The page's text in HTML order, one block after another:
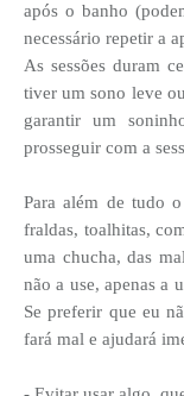
após o banho
necessário repetir a
As sessões duram
tiver um sono leve
garantir um
prosseguir com a
Para além de tudo
fraldas, toalhitas,
uma chucha, das
não a use, apenas a
Se preferir que eu
fará mal e ajudará